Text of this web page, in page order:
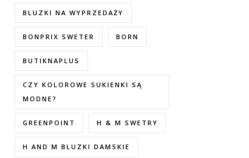
BLUZKI NA WYPRZEDAŻY
BONPRIX SWETER BORN
BUTIKNAPLUS
CZY KOLOROWE SUKIENKI SĄ
MODNE?
GREENPOINT H & M SWETRY
H AND M BLUZKI DAMSKIE